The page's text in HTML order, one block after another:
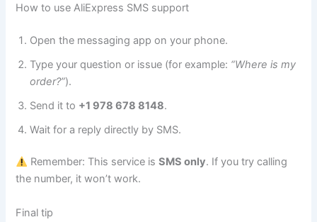
How to use AliExpress SMS support
Open the messaging app on your phone.
Type your question or issue (for example: “Where is my
order?”).
Send it to +1 978 678 8148.
Wait for a reply directly by SMS.
Remember: This service isSMS only. If you try calling
the number, it won’t work.
Final tip